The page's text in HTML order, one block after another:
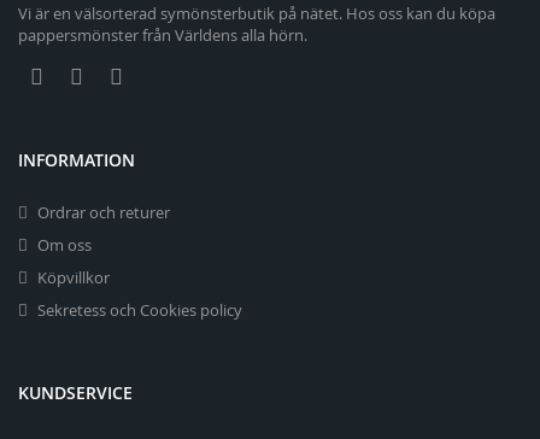
Vi är en välsorterad symönsterbutik på nätet. Hos oss kan du köpa
pappersmönster från Världens alla hörn.
INFORMATION
Ordrar och returer
Om oss
Köpvillkor
Sekretess och Cookies policy
KUNDSERVICE